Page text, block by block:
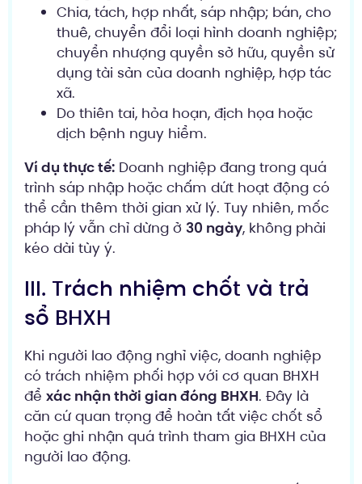
Chia, tách, hợp nhất, sáp nhập; bán, cho
thuê, chuyển đổi loại hình doanh nghiệp;
chuyển nhượng quyền sở hữu, quyền sử
dụng tài sản của doanh nghiệp, hợp tác
xã.
Do thiên tai, hỏa hoạn, địch họa hoặc
dịch bệnh nguy hiểm.
Ví dụ thực tế: Doanh nghiệp đang trong quá
trình sáp nhập hoặc chấm dứt hoạt động có
thể cần thêm thời gian xử lý. Tuy nhiên, mốc
pháp lý vẫn chỉ dừng ở 30 ngày, không phải
kéo dài tùy ý.
III. Trách nhiệm chốt và trả
sổ BHXH
Khi người lao động nghỉ việc, doanh nghiệp
có trách nhiệm phối hợp với cơ quan BHXH
để xác nhận thời gian đóng BHXH. Đây là
căn cứ quan trọng để hoàn tất việc chốt sổ
hoặc ghi nhận quá trình tham gia BHXH của
người lao động.